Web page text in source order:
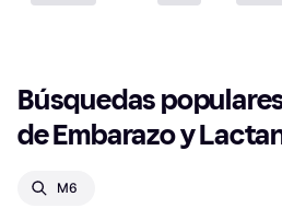
Búsquedas
de Embarazo y
M6